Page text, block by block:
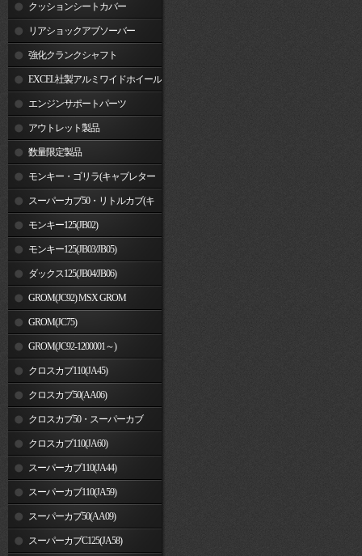
クッションシートカバー
リアショックアブソーバー
強化クランクシャフト
EXCEL社製アルミワイドホイール
リム エンジンサポートパーツ
アウトレット製品
数量限定製品
モンキー・ゴリラ(キャブレター
車) スーパーカブ50・リトルカブ(キ
ャブレター車)
モンキー125(JB02)
モンキー125(JB03/JB05)
ダックス125(JB04/JB06)
GROM(JC92) MSX GROM
GROM(JC75)
GROM(JC92-1200001～)
クロスカブ110(JA45)
クロスカブ50(AA06)
クロスカブ50・スーパーカブ
50(AA09)/110(JA44)
クロスカブ110(JA60)
スーパーカブ110(JA44)
スーパーカブ110(JA59)
スーパーカブ50(AA09)
スーパーカブC125(JA58)